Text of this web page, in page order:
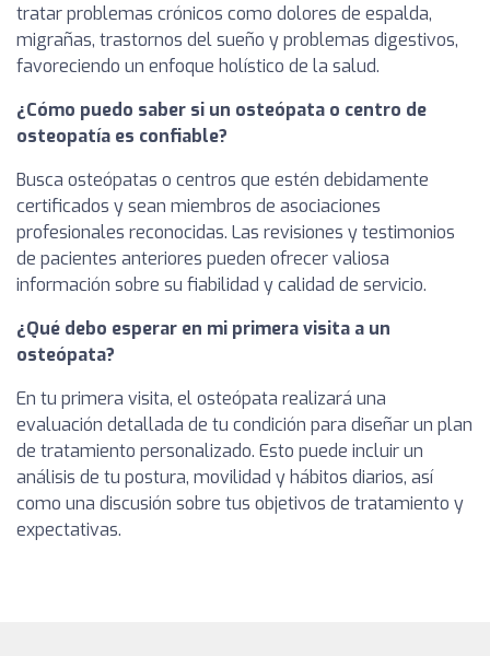
tratar problemas crónicos como dolores de espalda,
migrañas, trastornos del sueño y problemas digestivos,
favoreciendo un enfoque holístico de la salud.
¿Cómo puedo saber si un osteópata o centro de
osteopatía es confiable?
Busca osteópatas o centros que estén debidamente
certificados y sean miembros de asociaciones
profesionales reconocidas. Las revisiones y testimonios
de pacientes anteriores pueden ofrecer valiosa
información sobre su fiabilidad y calidad de servicio.
¿Qué debo esperar en mi primera visita a un
osteópata?
En tu primera visita, el osteópata realizará una
evaluación detallada de tu condición para diseñar un plan
de tratamiento personalizado. Esto puede incluir un
análisis de tu postura, movilidad y hábitos diarios, así
como una discusión sobre tus objetivos de tratamiento y
expectativas.